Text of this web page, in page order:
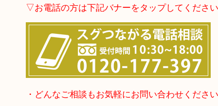
▽お電話の方は下記バナーをタップしてくださ
・どんなご相談もお気軽にお問い合わせください